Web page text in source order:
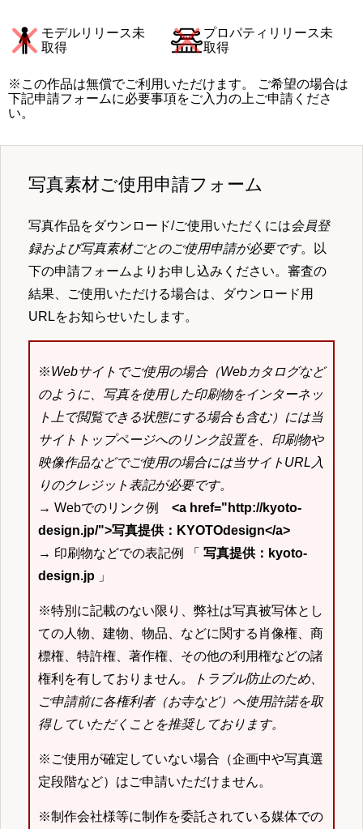
モデルリリース未
取得
プロパティリリース未
取得
※この作品は無償でご利用いただけます。 ご希望の場合は
下記申請フォームに必要事項をご入力の上ご申請くださ
い。
写真素材ご使用申請フォーム
写真作品をダウンロード/ご使用いただくには会員登
録および写真素材ごとのご使用申請が必要です。以
下の申請フォームよりお申し込みください。審査の
結果、ご使用いただける場合は、ダウンロード用
URLをお知らせいたします。
※Webサイトでご使用の場合（Webカタログなど
のように、写真を使用した印刷物をインターネッ
ト上で閲覧できる状態にする場合も含む）には当
サイトトップページへのリンク設置を、印刷物や
映像作品などでご使用の場合には当サイトURL入
りのクレジット表記が必要です。
→ Webでのリンク例 <a href="http://kyoto-
design.jp/">写真提供：KYOTOdesign</a>
→ 印刷物などでの表記例 「 写真提供：kyoto-
design.jp 」
※特別に記載のない限り、弊社は写真被写体とし
ての人物、建物、物品、などに関する肖像権、商
標権、特許権、著作権、その他の利用権などの諸
権利を有しておりません。
トラブル防止のため、
ご申請前に各権利者（お寺など）へ使用許諾を取
得していただくことを推奨しております。
※ご使用が確定していない場合（企画中や写真選
定段階など）はご申請いただけません。
※制作会社様等に制作を委託されている媒体での